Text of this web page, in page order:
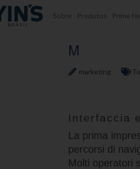
Sobre Produtos Prime
M
marketing
Interfaccia
La prima
percorsi di
Molti operatori